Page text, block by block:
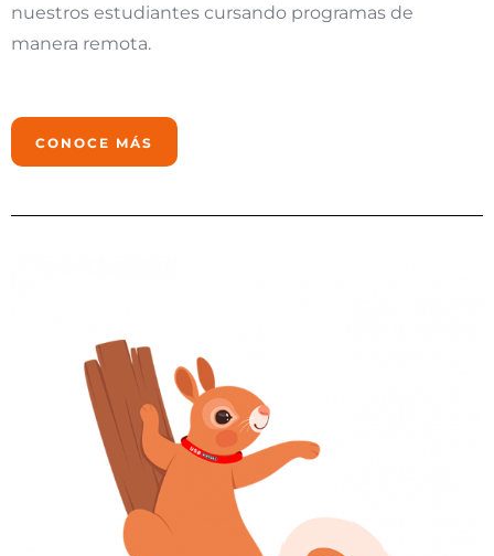
nuestros estudiantes cursando programas de
manera remota.
CONOCE MÁS